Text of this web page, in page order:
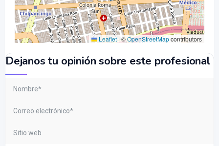
Leaflet|©OpenStreetMapcontributors
Dejanos tu opinión sobre este profesional